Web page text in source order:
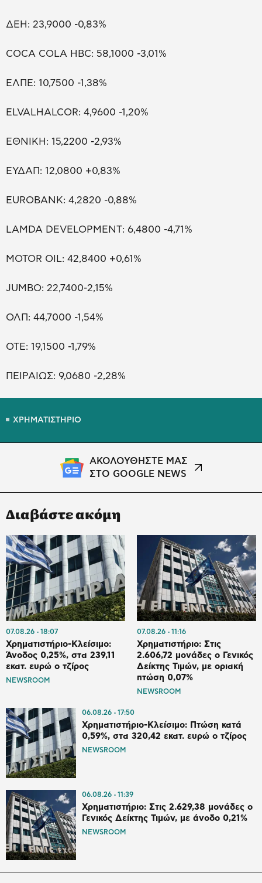
ΔΕΗ: 23,9000 -0,83%
COCA COLA HBC: 58,1000 -3,01%
ΕΛΠΕ: 10,7500 -1,38%
ELVALHALCOR: 4,9600 -1,20%
ΕΘΝΙΚΗ: 15,2200 -2,93%
ΕΥΔΑΠ: 12,0800 +0,83%
EUROBANK: 4,2820 -0,88%
LAMDA DEVELOPMENT: 6,4800 -4,71%
MOTOR OIL: 42,8400 +0,61%
JUMBO: 22,7400-2,15%
ΟΛΠ: 44,7000 -1,54%
ΟΤΕ: 19,1500 -1,79%
ΠΕΙΡΑΙΩΣ: 9,0680 -2,28%
ΧΡΗΜΑΤΙΣΤΗΡΙΟ
ΑΚΟΛΟΥΘΗΣΤΕ ΜΑΣ
ΣΤΟ GOOGLE NEWS
Διαβάστε ακόμη
07.08.26 18:07
Χρηματιστήριο-Κλείσιμο:
Άνοδος 0,25%, στα 239,11
εκατ. ευρώ ο τζίρος
NEWSROOM
07.08.26 11:16
Χρηματιστήριο: Στις
2.606,72 μονάδες ο Γενικός
Δείκτης Τιμών, με οριακή
πτώση 0,07%
NEWSROOM
06.08.26 17:50
Χρηματιστήριο-Κλείσιμο: Πτώση κατά
0,59%, στα 320,42 εκατ. ευρώ ο τζίρος
NEWSROOM
06.08.26 11:39
Χρηματιστήριο: Στις 2.629,38 μονάδες ο
Γενικός Δείκτης Τιμών, με άνοδο 0,21%
NEWSROOM